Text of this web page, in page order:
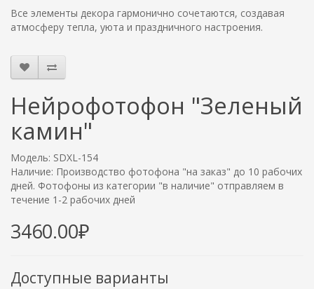
Все элементы декора гармонично сочетаются, создавая
атмосферу тепла, уюта и праздничного настроения.
Нейрофотофон "Зеленый
камин"
Модель: SDXL-154
Наличие: Производство фотофона "на заказ" до 10 рабочих
дней. Фотофоны из категории "в наличие" отправляем в
течение 1-2 рабочих дней
3460.00₽
Доступные варианты